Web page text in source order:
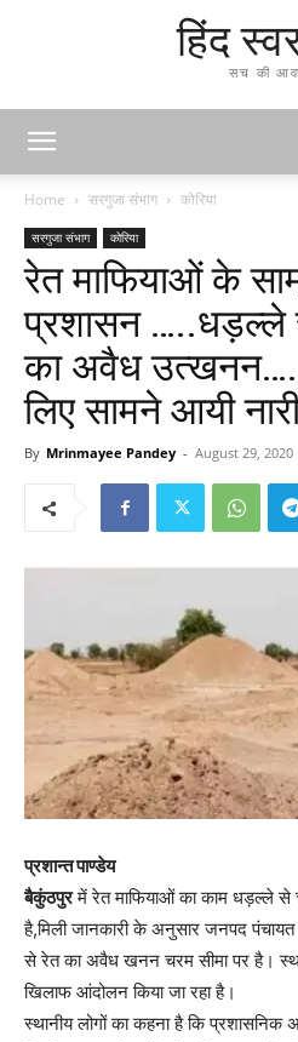
हिंद
सच की
Home सरगुजा संभाग कोरिया
सरगुजा संभाग कोरिया
रेत माफियाओं के
प्रशासन …..धड़ल्ले
का अवैध
लिए सामने आयी
By Mrinmayee Pandey - August 29, 2020
प्रशान्त पाण्डेय
बैकुंठपुरमें रेत माफियाओं का काम धड़ल्ले से
है,मिली जानकारी के अनुसार जनपद
से रेत का अवैध खनन चरम सीमा पर है।
खिलाफ आंदोलन किया जा रहा है।
स्थानीय लोगों का कहना है कि